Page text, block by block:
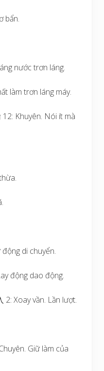
bẩn.
nước trơn láng.
làm trơn láng máy.
12: Khuyên. Nói ít mà
di chuyển.
động dao động.
2: Xoay vần. Lần lượt.
Giữ làm của